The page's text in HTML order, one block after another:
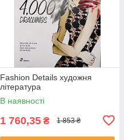
Fashion Details художня
література
В наявності
1 760,35 ₴ 1 853 ₴